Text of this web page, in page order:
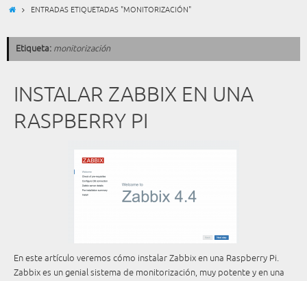
INICIOENTRADAS ETIQUETADAS "MONITORIZACIÓN"
Etiqueta: monitorización
INSTALAR ZABBIX EN UNA
RASPBERRY PI
En este artículo veremos cómo instalar Zabbix en una Raspberry Pi.
Zabbix es un genial sistema de monitorización, muy potente y en una